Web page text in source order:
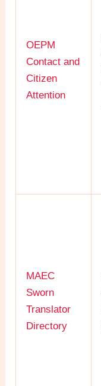
OEPM
Contact and
Citizen
Attention
MAEC
Sworn
Translator
Directory